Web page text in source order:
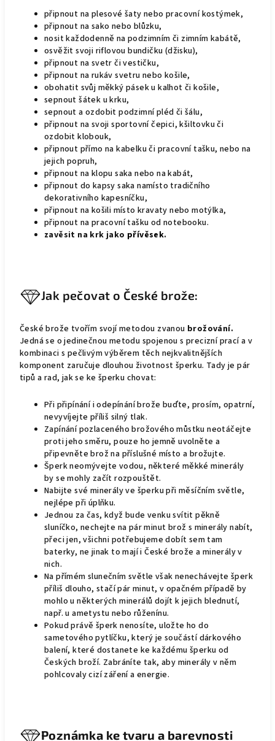
připnout na plesové šaty nebo pracovní kostýmek,
připnout na sako nebo blůzku,
nosit každodenně na podzimním či zimním kabátě,
osvěžit svoji riflovou bundičku (džisku),
připnout na svetr či vestičku,
připnout na rukáv svetru nebo košile,
obohatit svůj měkký pásek u kalhot či košile,
sepnout šátek u krku,
sepnout a ozdobit podzimní pléd či šálu,
připnout na svoji sportovní čepici, kšiltovku či
ozdobit klobouk,
připnout přímo na kabelku či pracovní tašku, nebo na
jejich popruh,
připnout na klopu saka nebo na kabát,
připnout do kapsy saka namísto tradičního
dekorativního kapesníčku,
připnout na košili místo kravaty nebo motýlka,
připnout na pracovní tašku od notebooku.
zavěsit na krk jako přívěsek.
Jak pečovat o České brože:
České brože tvořím svojí metodou zvanou brožování.
Jedná se o jedinečnou metodu spojenou s precizní prací a v
kombinaci s pečlivým výběrem těch nejkvalitnějších
komponent zaručuje dlouhou životnost šperku. Tady je pár
tipů a rad, jak se ke šperku chovat:
Při připínání i odepínání brože buďte, prosím, opatrní,
nevyvíjejte příliš silný tlak.
Zapínání pozlaceného brožového můstku neotáčejte
proti jeho směru, pouze ho jemně uvolněte a
připevněte brož na příslušné místo a brožujte.
Šperk neomývejte vodou, některé měkké minerály
by se mohly začít rozpouštět.
Nabijte své minerály ve šperku při měsíčním světle,
nejlépe při úplňku.
Jednou za čas, když bude venku svítit pěkně
sluníčko, nechejte na pár minut brož s minerály nabít,
přeci jen, všichni potřebujeme dobít sem tam
baterky, ne jinak to mají i České brože a minerály v
nich.
Na přímém slunečním světle však nenechávejte šperk
příliš dlouho, stačí pár minut, v opačném případě by
mohlo u některých minerálů dojít k jejich blednutí,
např. u ametystu nebo růženínu.
Pokud právě šperk nenosíte, uložte ho do
sametového pytlíčku, který je součástí dárkového
balení, které dostanete ke každému šperku od
Českých broží. Zabráníte tak, aby minerály v něm
pohlcovaly cizí záření a energie.
Poznámka ke tvaru a barevnosti